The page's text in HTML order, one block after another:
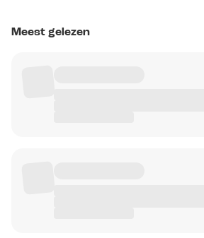
Meest gelezen